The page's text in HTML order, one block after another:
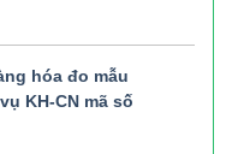
hóa đo mẫu
KH-CN mã số